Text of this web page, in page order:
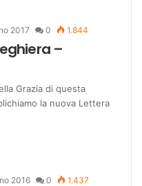
2017 0 1.844
–
Grazia di questa
la nuova Lettera
2016 0 1.437